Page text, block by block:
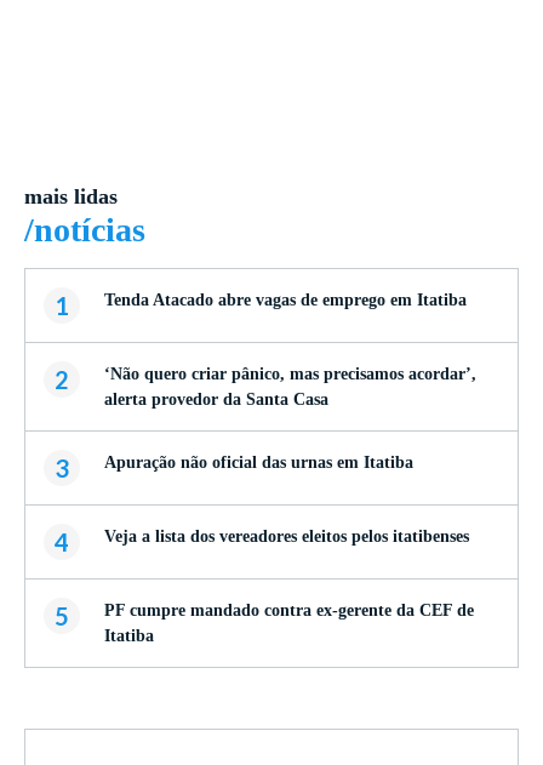
mais lidas
/notícias
1 Tenda Atacado abre vagas de emprego em Itatiba
2
‘Não quero criar pânico, mas precisamos acordar’,
alerta provedor da Santa Casa
3 Apuração não oficial das urnas em Itatiba
4 Veja a lista dos vereadores eleitos pelos itatibenses
5
PF cumpre mandado contra ex-gerente da CEF de
Itatiba